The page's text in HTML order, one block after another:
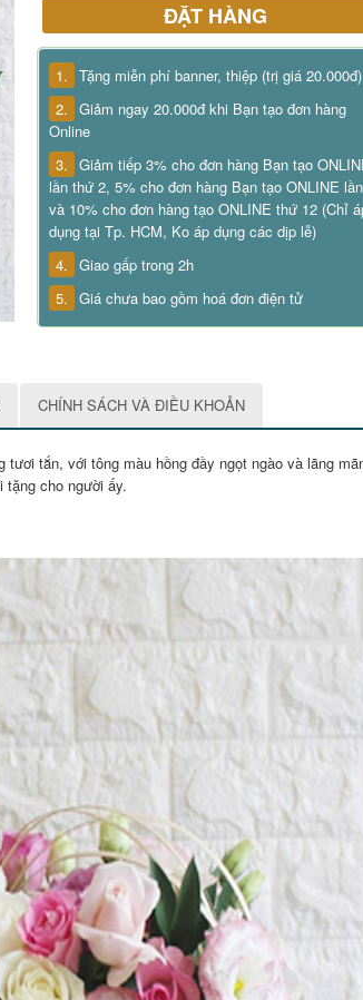
ĐẶT HÀNG
1. Tặng miễn phí banner, thiệp (trị giá 20.000đ)
2. Giảm ngay 20.000đ khi Bạn tạo đơn hàng
Online
3. Giảm tiếp 3% cho đơn hàng Bạn tạo
lần thứ 2, 5% cho đơn hàng Bạn tạo ONLINE
và 10% cho đơn hàng tạo ONLINE thứ 12 (Chỉ
dụng tại Tp. HCM, Ko áp dụng các dịp lễ)
4. Giao gấp trong 2h
5. Giá chưa bao gồm hoá đơn điện tử
CHÍNH SÁCH VÀ ĐIỀU KHOẢN
tươi tắn, với tông màu hồng đầy ngọt ngào và lãng
cho người ấy.